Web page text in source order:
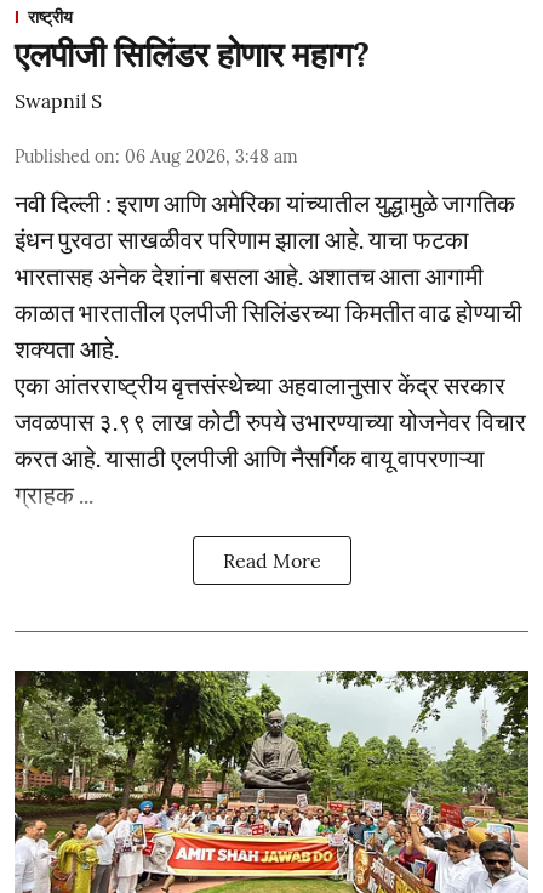
राष्ट्रीय
एलपीजी सिलिंडर होणार महाग?
Swapnil S
Published on: 06 Aug 2026, 3:48 am
नवी दिल्ली : इराण आणि अमेरिका यांच्यातील युद्धामुळे जागतिक
इंधन पुरवठा साखळीवर परिणाम झाला आहे. याचा फटका
भारतासह अनेक देशांना बसला आहे. अशातच आता आगामी
काळात भारतातील एलपीजी सिलिंडरच्या किमतीत वाढ होण्याची
शक्यता आहे.
एका आंतरराष्ट्रीय वृत्तसंस्थेच्या अहवालानुसार केंद्र सरकार
जवळपास ३.९९ लाख कोटी रुपये उभारण्याच्या योजनेवर विचार
करत आहे. यासाठी एलपीजी आणि नैसर्गिक वायू वापरणाऱ्या
ग्राहक ...
Read More